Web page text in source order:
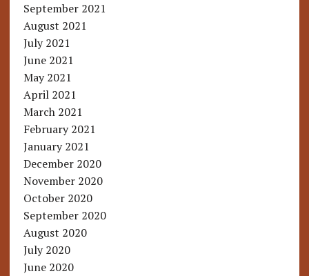
September 2021
August 2021
July 2021
June 2021
May 2021
April 2021
March 2021
February 2021
January 2021
December 2020
November 2020
October 2020
September 2020
August 2020
July 2020
June 2020